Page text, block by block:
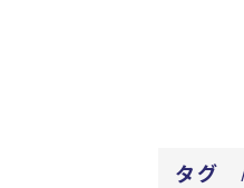
タグ